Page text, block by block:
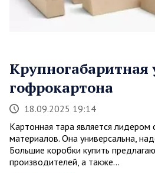
Крупногабаритная
гофрокартона
18.09.2025 19:14
Картонная тара является лидером
материалов. Она универсальна,
Большие коробки купить
производителей, а также…